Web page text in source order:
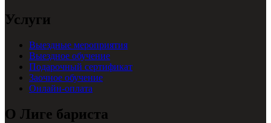
Услуги
Выездные мероприятия
Выездное обучение
Подарочный сертификат
Заочное обучение
Онлайн-оплата
О Лиге бариста